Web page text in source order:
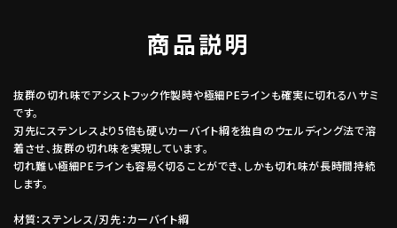
商品説明
抜群の切れ味でアシストフック作製時や極細PEラインも確実に切れるハサミ
です。
刃先にステンレスより5倍も硬いカーバイト綱を独自のウェルディング法で溶
着させ、抜群の切れ味を実現しています。
切れ難い極細PEラインも容易く切ることができ、しかも切れ味が長時間持続
します。
材質：ステンレス/刃先：カーバイト綱